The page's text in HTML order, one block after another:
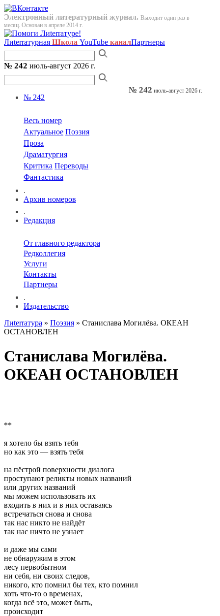
Электронный литературный журнал. Выходит один раз в
месяц. Основан в апреле 2014 г.
Лиterraтурная Школа YouTube каналПартнеры
№ 242 июль-август 2026 г.
№ 242
Весь номер
Актуальное Поэзия
Проза
Драматургия
Критика Переводы
Фантастика
.
Архив номеров
.
Редакция
От главного редактора
Редколлегия
Услуги
Контакты
Партнеры
.
Издательство
№ 242 июль-август 2026 г.
Лиterraтура » Поэзия » Станислава Могилёва. ОКЕАН
ОСТАНОВЛЕН
Станислава Могилёва.
ОКЕАН ОСТАНОВЛЕН
**
я хотело бы взять тебя
но как это — взять тебя
на пёстрой поверхности диалога
проступают реликты новых названий
или других названий
мы можем использовать их
входить в них и в них оставаясь
встречаться снова и снова
так нас никто не найдёт
так нас ничто не узнает
и даже мы сами
не обнаружим в этом
лесу первобытном
ни себя, ни своих следов,
никого, кто помнил бы тех, кто помнил
хоть что-то о временах,
когда всё это, может быть,
происходит